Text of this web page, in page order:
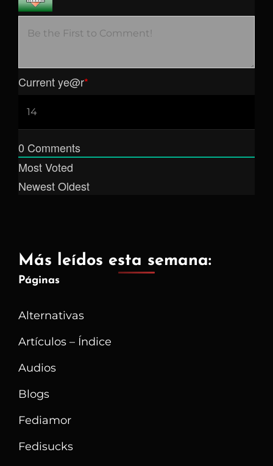
Current ye@r*
0 Comments
Most Voted
NewestOldest
Más leídos esta semana:
Páginas
Alternativas
Artículos – Índice
Audios
Blogs
Fediamor
Fedisucks